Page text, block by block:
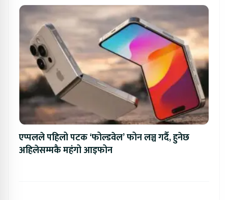
एप्पलले पहिलो पटक ‘फोल्डवेल’ फोन लञ्च गर्दै, हुनेछ
अहिलेसम्मकै महंगो आइफोन